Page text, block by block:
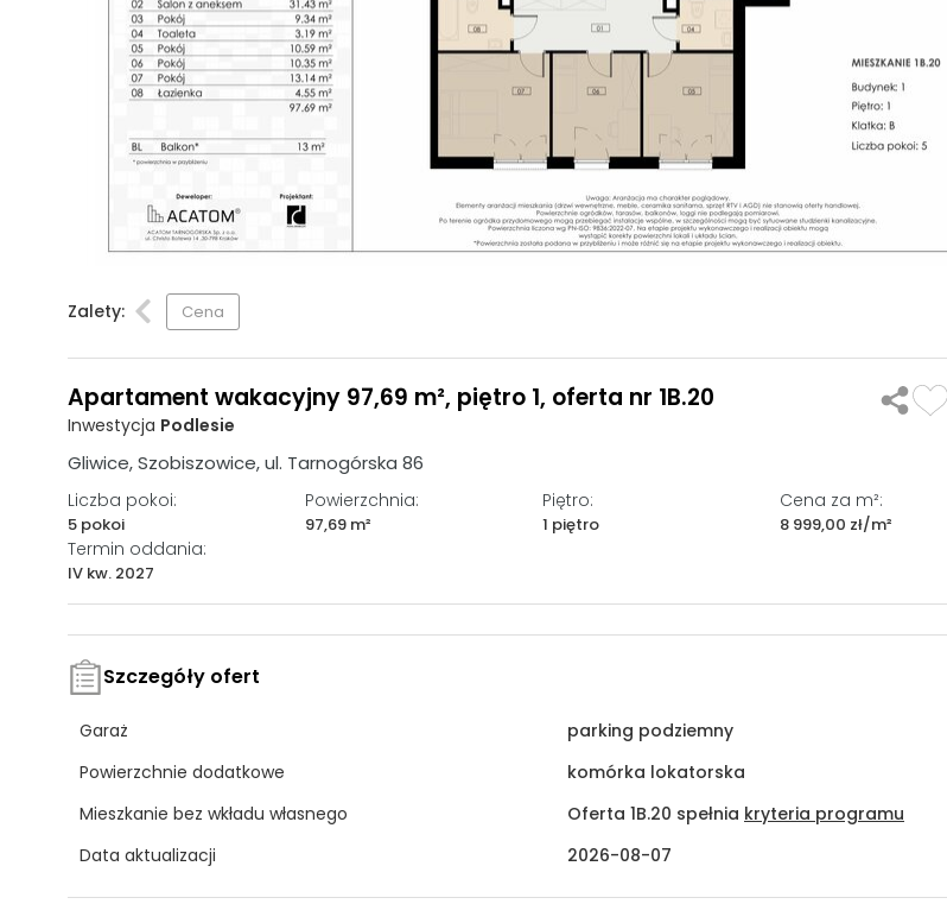
Zalety: Cena
Apartament wakacyjny 97,69 m², piętro 1, oferta nr 1B.20
Inwestycja Podlesie
Gliwice, Szobiszowice, ul. Tarnogórska 86
Liczba pokoi:
5 pokoi
Powierzchnia:
97,69 m²
Piętro:
1 piętro
Cena za m²:
8 999,00 zł/m²
Termin oddania:
IV kw. 2027
Szczegóły ofert
Garaż
parking podziemny
Powierzchnie dodatkowe
komórka lokatorska
Mieszkanie bez wkładu własnego
Oferta 1B.20 spełnia kryteria programu
Data aktualizacji
2026-08-07